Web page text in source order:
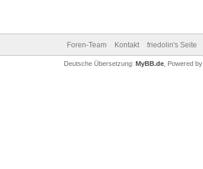
Foren-Team Kontakt friedolin's Seite
Deutsche Übersetzung: MyBB.de, Powered by